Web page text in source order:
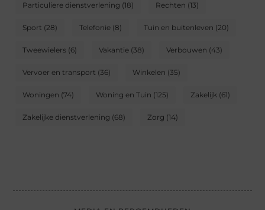
Particuliere dienstverlening (18) Rechten (13)
Sport (28) Telefonie (8) Tuin en buitenleven (20)
Tweewielers (6) Vakantie (38) Verbouwen (43)
Vervoer en transport (36) Winkelen (35)
Woningen (74) Woning en Tuin (125) Zakelijk (61)
Zakelijke dienstverlening (68) Zorg (14)